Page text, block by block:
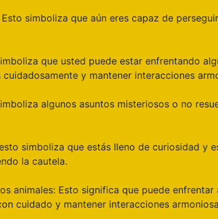
simboliza que aún eres capaz de
que usted puede estar enfrentando
y mantener interacciones
algunos asuntos misteriosos o no
simboliza que estás lleno de curiosidad
la cautela.
animales: Esto significa que puede
cuidado y mantener interacciones